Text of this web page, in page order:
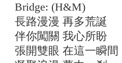
Bridge: (H&M)
長路漫漫 再多荒誕
伴你闖關 我心所盼
張開雙眼 在這一瞬間